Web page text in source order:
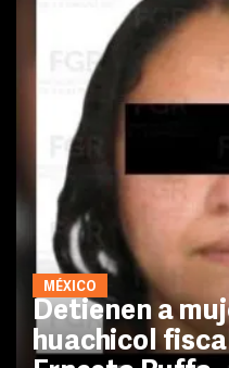
MÉXICO
Detienen a
huachicol